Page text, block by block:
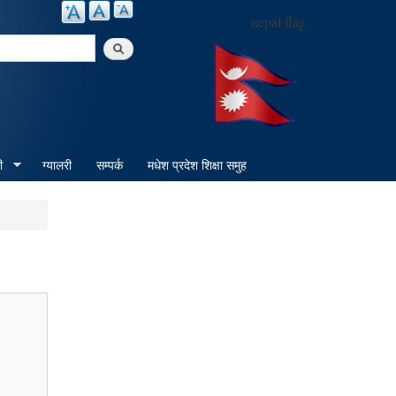
nepal flag
ग्यालरी सम्पर्क मधेश प्रदेश शिक्षा समुह